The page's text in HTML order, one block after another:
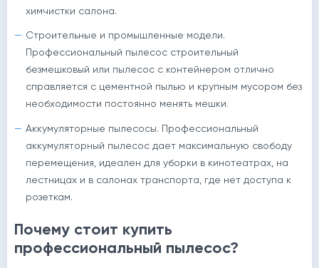
химчистки салона.
Строительные и промышленные модели.
Профессиональный пылесос строительный
безмешковый или пылесос с контейнером отлично
справляется с цементной пылью и крупным мусором без
необходимости постоянно менять мешки.
Аккумуляторные пылесосы. Профессиональный
аккумуляторный пылесос дает максимальную свободу
перемещения, идеален для уборки в кинотеатрах, на
лестницах и в салонах транспорта, где нет доступа к
розеткам.
Почему стоит купить
профессиональный пылесос?